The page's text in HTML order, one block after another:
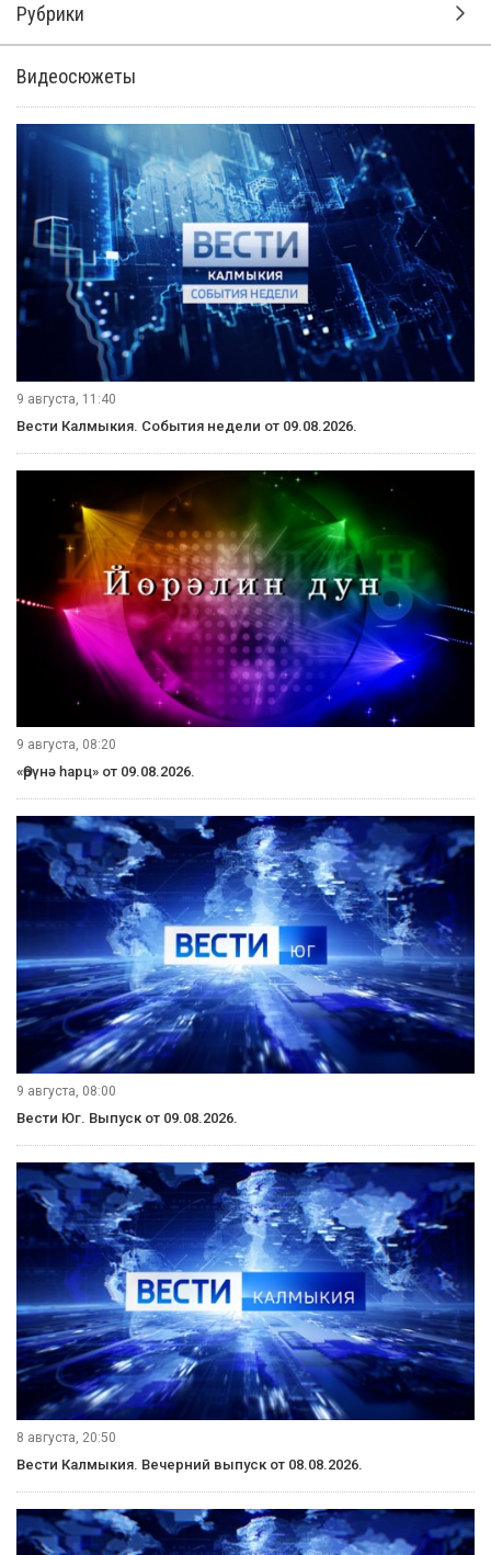
Рубрики
Видеосюжеты
9 августа, 11:40
Вести Калмыкия. События недели от 09.08.2026.
9 августа, 08:20
«Өрүнә һарц» от 09.08.2026.
9 августа, 08:00
Вести Юг. Выпуск от 09.08.2026.
8 августа, 20:50
Вести Калмыкия. Вечерний выпуск от 08.08.2026.